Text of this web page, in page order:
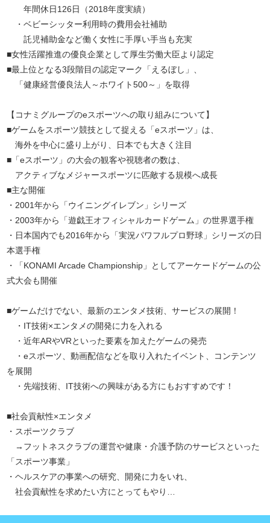
年間休日126日（2018年度実績）
・ベビーシッター利用時の費用会社補助
託児補助金など働く女性に手厚い手当も充実
■女性活躍推進の優良企業として厚生労働大臣より認定
■最上位となる3段階目の認定マーク「えるぼし」、
「健康経営優良法人～ホワイト500～」を取得
【コナミグループのeスポーツへの取り組みについて】
■ゲームをスポーツ競技として捉える「eスポーツ」は、
海外を中心に盛り上がり、日本でも大きく注目
■「eスポーツ」の大会の観客や視聴者の数は、
アクティブなメジャースポーツに匹敵する規模へ成長
■主な開催
・2001年から「ウイニングイレブン」シリーズ
・2003年から「遊戯王オフィシャルカードゲーム」の世界選手権
・日本国内でも2016年から「実況パワフルプロ野球」シリーズの日
本選手権
・「KONAMI Arcade Championship」としてアーケードゲームの公
式大会も開催
■ゲームだけでない、最新のエンタメ技術、サービスの展開！
・IT技術×エンタメの開発に力を入れる
・近年ARやVRといった要素を加えたゲームの発売
・eスポーツ、動画配信などを取り入れたイベント、コンテンツ
を展開
・先端技術、IT技術への興味がある方にもおすすめです！
■社会貢献性×エンタメ
・スポーツクラブ
→フットネスクラブの運営や健康・介護予防のサービスといった
「スポーツ事業」
・ヘルスケアの事業への研究、開発に力をいれ、
社会貢献性を求めたい方にとってもやり…